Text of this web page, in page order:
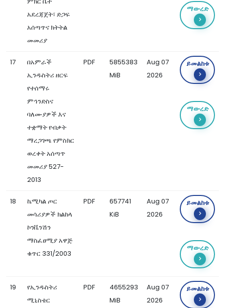
አደረጃጀት፣ ድጋፍ
አሰጣጥና ክትትል
መመሪያ
ማውረድ
17
በአምራች
ኢንዱስትሪ ዘርፍ
የተሰማሩ
ምኅንድስና
ባለሙያዎች እና
ተቋማት የብቃት
ማረጋገጫ የምስክር
ወረቀት አሰጣጥ
መመሪያ 527-
2013
PDF
5855383
MiB
Aug 07
2026
ይመልከቱ
ማውረድ
18
ኬሚካል ጦር
መሳሪያዎች ክልከላ
ኮንቬንሽን
ማስፈፀሚያ አዋጅ
ቁጥር 331/2003
PDF
657741
KiB
Aug 07
2026
ይመልከቱ
ማውረድ
19
የኢንዱስትሪ
ሚኒስቴር
PDF
4655293
MiB
Aug 07
2026
ይመልከቱ